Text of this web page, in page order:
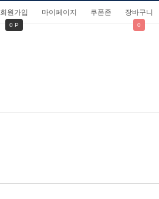
회원가입
0 P
마이페이지 쿠폰존 장바구니
0